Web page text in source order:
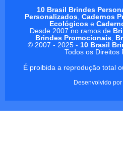
10 Brasil Brindes
Personalizados, Cadernos
Ecológicos e
Desde 2007 no ramos de
Brindes Promocionais,
© 2007 - 2025 - 10 Brasil
Todos os Direitos
É proibida a reprodução total
Desenvolvido por